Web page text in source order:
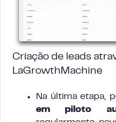
Criação de leads
LaGrowthMachine
Na última etapa,
em piloto